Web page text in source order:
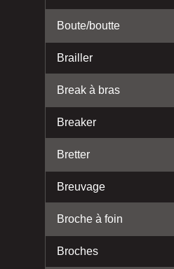
Boute/boutte
Brailler
Break à bras
Breaker
Bretter
Breuvage
Broche à foin
Broches